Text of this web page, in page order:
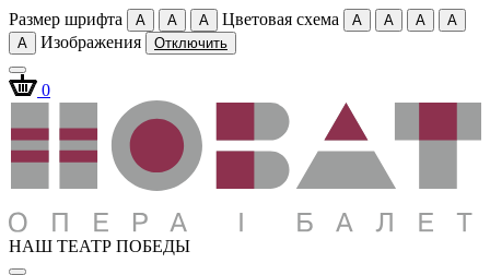
Размер шрифта A A A Цветовая схема A A A
A
A
Изображения Отключить
0
НАШ ТЕАТР ПОБЕДЫ